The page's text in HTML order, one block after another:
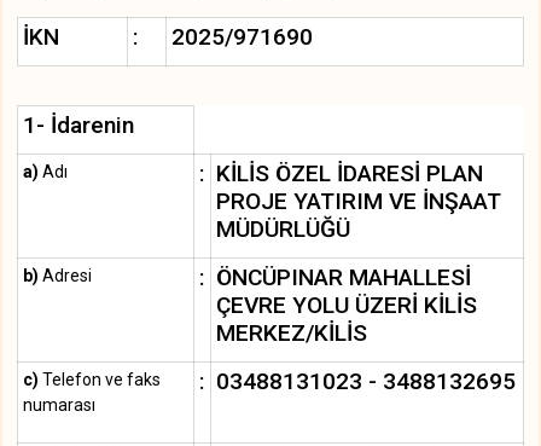
İKN : 2025/971690
1- İdarenin
a) Adı : KİLİS ÖZEL İDARESİ PLAN
PROJE YATIRIM VE İNŞAAT
MÜDÜRLÜĞÜ
b) Adresi : ÖNCÜPINAR MAHALLESİ
ÇEVRE YOLU ÜZERİ KİLİS
MERKEZ/KİLİS
c) Telefon ve faks
numarası
: 03488131023 - 3488132695